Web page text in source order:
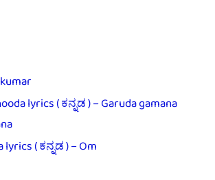
lyrics ( ಕನ್ನಡ ) – Garuda gamana
( ಕನ್ನಡ ) – Om